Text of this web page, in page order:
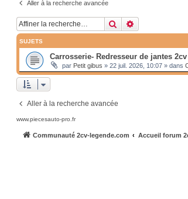
Aller à la recherche avancée
Rechercher
SUJETS
Carrosserie- Redresseur de jantes 2cv
par Petit gibus » 22 juil. 2026, 10:07» dans
Aller à la recherche avancée
www.piecesauto-pro.fr
Communauté 2cv-legende.com Accueil forum